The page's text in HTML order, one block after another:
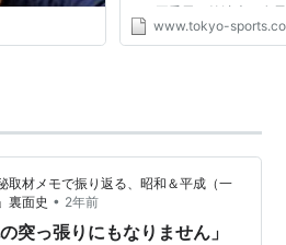
ん（亜香里＝筑波大、女
敗退）も、試合の最後ま
www.tokyo-
材メモで振り返る、昭和＆平成（一
裏面史 • 2年前
っ張りにもなりません」